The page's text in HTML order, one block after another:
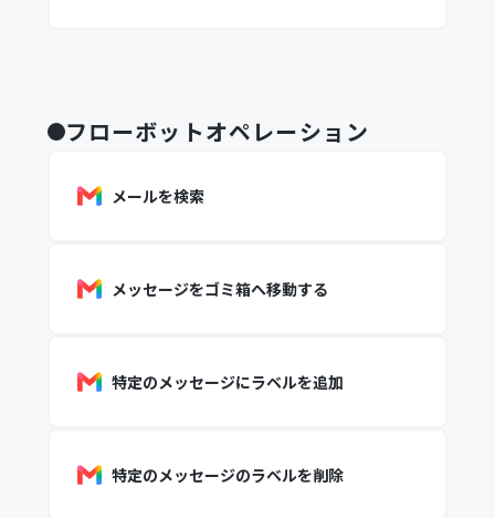
フローボットオペレーション
メールを検索
メッセージをゴミ箱へ移動する
特定のメッセージにラベルを追加
特定のメッセージのラベルを削除